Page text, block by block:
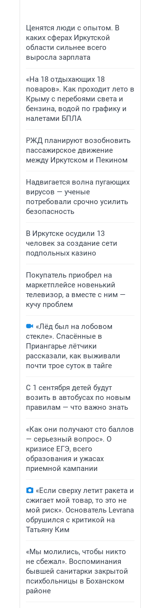
Ценятся люди с опытом. В
каких сферах Иркутской
области сильнее всего
выросла зарплата
«На 18 отдыхающих 18
поваров». Как проходит лето в
Крыму с перебоями света и
бензина, водой по графику и
налетами БПЛА
РЖД планируют возобновить
пассажирское движение
между Иркутском и Пекином
Надвигается волна пугающих
вирусов — ученые
потребовали срочно усилить
безопасность
В Иркутске осудили 13
человек за создание сети
подпольных казино
Покупатель приобрел на
маркетплейсе новенький
телевизор, а вместе с ним —
кучу проблем
«Лёд был на лобовом
стекле». Спасённые в
Приангарье лётчики
рассказали, как выживали
почти трое суток в тайге
С 1 сентября детей будут
возить в автобусах по новым
правилам — что важно знать
«Как они получают сто баллов
— серьезный вопрос». О
кризисе ЕГЭ, всего
образования и ужасах
приемной кампании
«Если сверху летит ракета и
сжигает мой товар, то это не
мой риск». Основатель Levrana
обрушился с критикой на
Татьяну Ким
«Мы молились, чтобы никто
не сбежал». Воспоминания
бывшей санитарки закрытой
психбольницы в Боханском
районе